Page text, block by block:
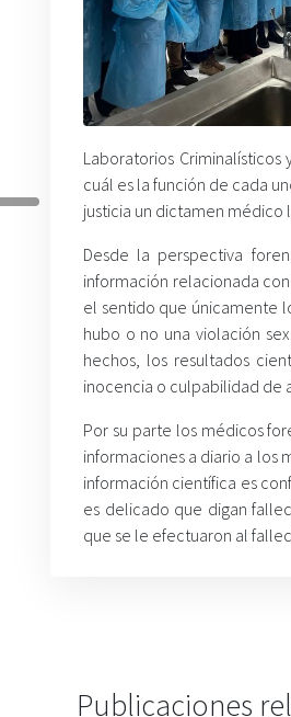
Laboratorios
cuál es la función de cada
justicia un dictamen médico
Desde la perspectiva
información relacionada
el sentido que únicamente
hubo o no una violación
hechos, los resultados
inocencia o culpabilidad de
Por su parte los médicos
informaciones a diario a los
información científica es
es delicado que digan
que se le efectuaron al
Publicaciones